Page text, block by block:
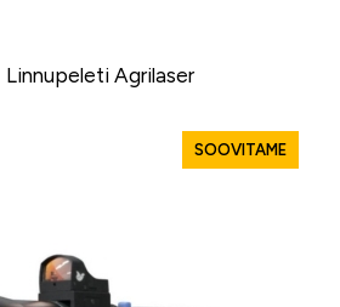
Linnupeleti Agrilaser
SOOVITAME